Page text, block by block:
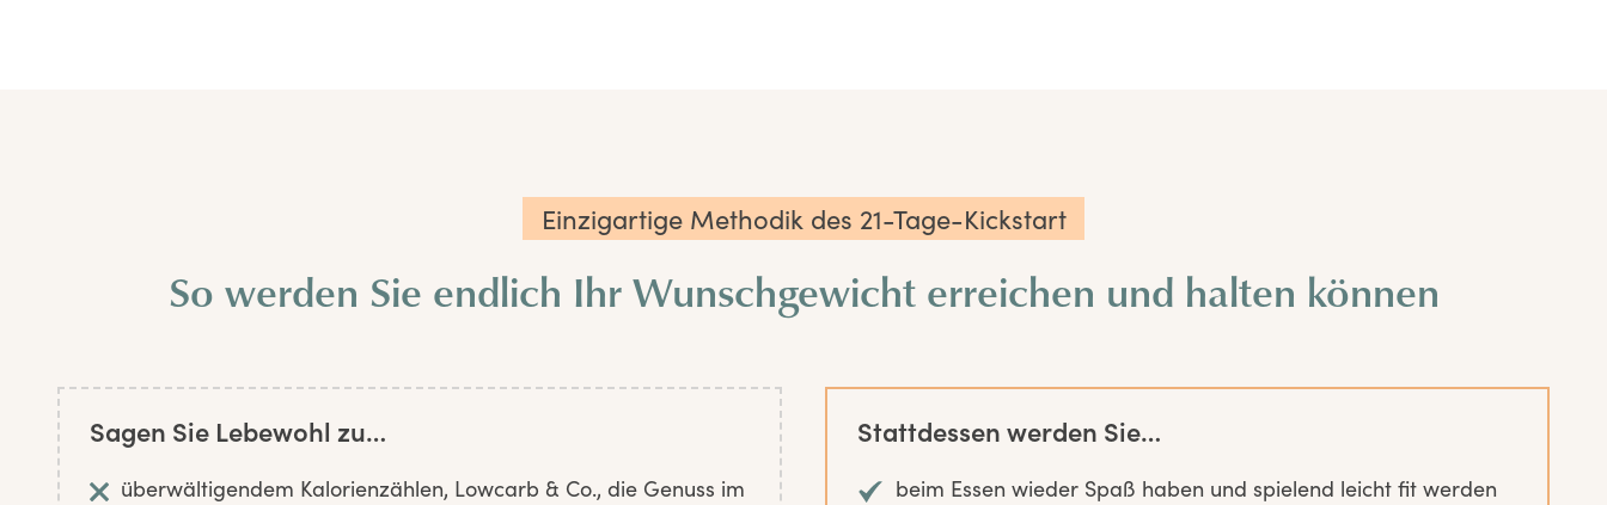
Einzigartige Methodik des 21-Tage-Kickstart
So werden Sie endlich Ihr Wunschgewicht erreichen und halten können
Sagen Sie Lebewohl zu…
überwältigendem Kalorienzählen, Lowcarb & Co., die Genuss im
Stattdessen werden Sie…
beim Essen wieder Spaß haben und spielend leicht fit werden